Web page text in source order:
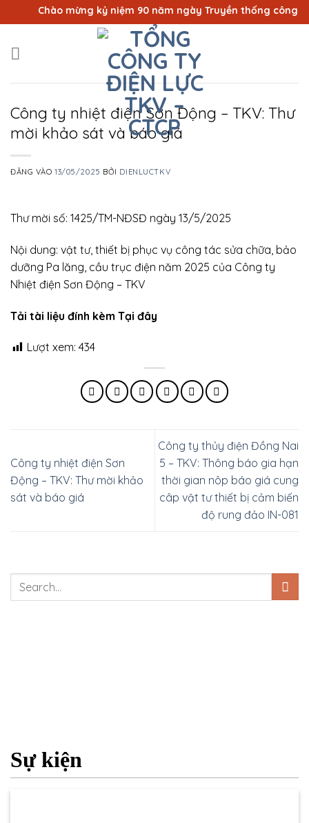
qua
dung
Chào mừng kỷ niệm 90 năm ngày Truyền thống công
Công ty nhiệt điện Sơn Động – TKV: Thư
mời khảo sát và báo giá
ĐĂNG VÀO13/05/2025 BỞI DIENLUCTKV
Thư mời số: 1425/TM-NĐSĐ ngày 13/5/2025
Nội dung: vật tư, thiết bị phục vụ công tác sửa chữa, bảo
dưỡng Pa lăng, cầu trục điện năm 2025 của Công ty
Nhiệt điện Sơn Động – TKV
Tải tài liệu đính kèm Tại đây
Lượt xem: 434
Công ty nhiệt điện Sơn
Động – TKV: Thư mời khảo
sát và báo giá
Công ty thủy điện Đồng Nai
5 – TKV: Thông báo gia hạn
thời gian nôp báo giá cung
câp vật tư thiết bị cảm biến
độ rung đảo IN-081
Sự kiện